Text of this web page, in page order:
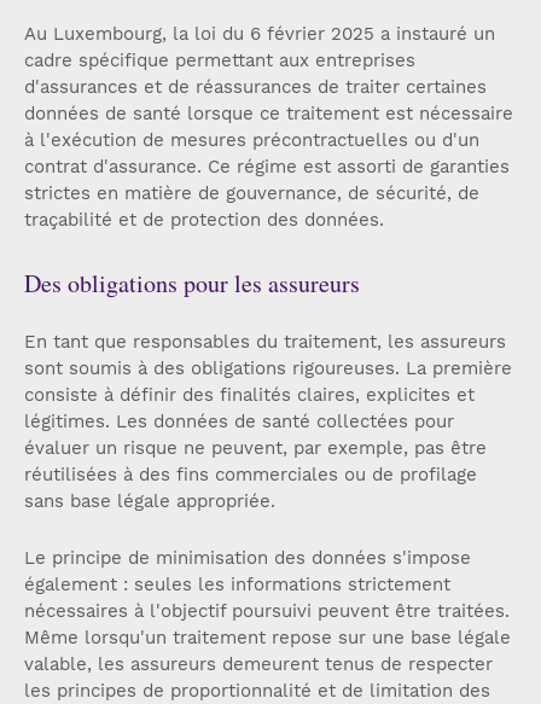
Au Luxembourg, la loi du 6 février 2025 a instauré un
cadre spécifique permettant aux entreprises
d'assurances et de réassurances de traiter certaines
données de santé lorsque ce traitement est nécessaire
à l'exécution de mesures précontractuelles ou d'un
contrat d'assurance. Ce régime est assorti de garanties
strictes en matière de gouvernance, de sécurité, de
traçabilité et de protection des données.
Des obligations pour les assureurs
En tant que responsables du traitement, les assureurs
sont soumis à des obligations rigoureuses. La première
consiste à définir des finalités claires, explicites et
légitimes. Les données de santé collectées pour
évaluer un risque ne peuvent, par exemple, pas être
réutilisées à des fins commerciales ou de profilage
sans base légale appropriée.
Le principe de minimisation des données s'impose
également : seules les informations strictement
nécessaires à l'objectif poursuivi peuvent être traitées.
Même lorsqu'un traitement repose sur une base légale
valable, les assureurs demeurent tenus de respecter
les principes de proportionnalité et de limitation des